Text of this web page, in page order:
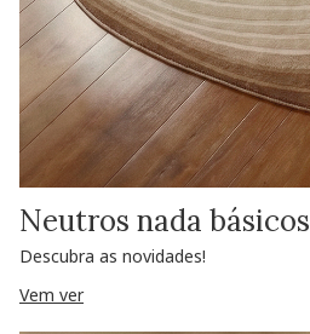
Neutros nada básicos
Descubra as novidades!
Vem ver